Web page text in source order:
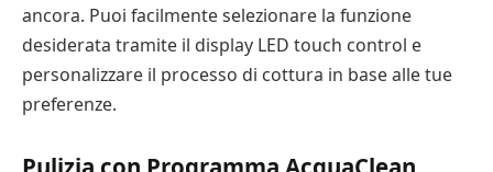
ancora. Puoi facilmente selezionare la funzione
desiderata tramite il display LED touch control e
personalizzare il processo di cottura in base alle tue
preferenze.